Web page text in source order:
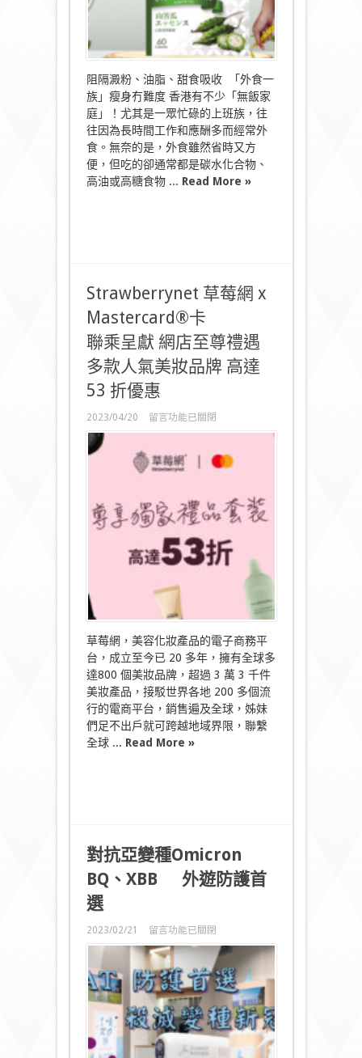
瓜」〉
中
阻隔澱粉、油脂、甜食吸收 「外食一
族」瘦身冇難度 香港有不少「無飯家
庭」！尤其是一眾忙碌的上班族，往
往因為長時間工作和應酬多而經常外
食。無奈的是，外食雖然省時又方
便，但吃的卻通常都是碳水化合物、
高油或高糖食物 ... Read More »
Strawberrynet 草莓網 x
Mastercard®卡
聯乘呈獻 網店至尊禮遇
多款人氣美妝品牌 高達
53 折優惠
2023/04/20
在
〈Strawberrynet
莓
網
卡
聯
呈
獻
店
尊
遇
多
款
人
氣
美
妝
品
中
留言功能已關閉
草莓網，美容化妝產品的電子商務平
台，成立至今已 20 多年，擁有全球多
達800 個美妝品牌，超過 3 萬 3 千件
美妝產品，接駁世界各地 200 多個流
行的電商平台，銷售遍及全球，姊妹
們足不出戶就可跨越地域界限，聯繫
全球 ... Read More »
對抗亞變種Omicron
BQ、 XBB 外遊防護首
選
2023/02/21
在
〈對
抗
亞
變
種
Omicron
BQ、
XBB
外
留言功能已關閉